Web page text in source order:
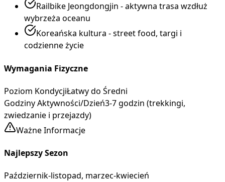
Railbike Jeongdongjin - aktywna trasa wzdłuż
wybrzeża oceanu
Koreańska kultura - street food, targi i
codzienne życie
Wymagania Fizyczne
Poziom KondycjiŁatwy do Średni
Godziny Aktywności/Dzień3-7 godzin (trekkingi,
zwiedzanie i przejazdy)
Ważne Informacje
Najlepszy Sezon
Październik-listopad, marzec-kwiecień